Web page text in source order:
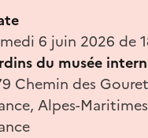
6 juin 2026 de
du musée
Chemin des
Alpes-